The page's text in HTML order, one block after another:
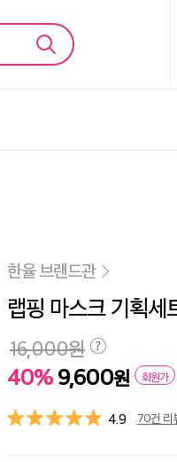
한율 브랜드관
랩핑 마스크 기획세
40% 9,600원 회원가
16,000원
4.9 70건 리